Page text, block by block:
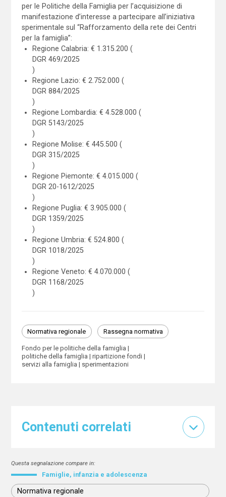
per le Politiche della Famiglia per l’acquisizione di
manifestazione d’interesse a partecipare all’iniziativa
sperimentale sul “Rafforzamento della rete dei Centri
per la famiglia”:
Regione Calabria: € 1.315.200 (
DGR 469/2025
)
Regione Lazio: € 2.752.000 (
DGR 884/2025
)
Regione Lombardia: € 4.528.000 (
DGR 5143/2025
)
Regione Molise: € 445.500 (
DGR 315/2025
)
Regione Piemonte: € 4.015.000 (
DGR 20-1612/2025
)
Regione Puglia: € 3.905.000 (
DGR 1359/2025
)
Regione Umbria: € 524.800 (
DGR 1018/2025
)
Regione Veneto: € 4.070.000 (
DGR 1168/2025
)
Normativa regionale Rassegna normativa
Fondo per le politiche della famiglia
politiche della famiglia
ripartizione fondi
servizi alla famiglia
sperimentazioni
Contenuti correlati
Questa segnalazione compare in:
Famiglie, infanzia e adolescenza
Normativa regionale